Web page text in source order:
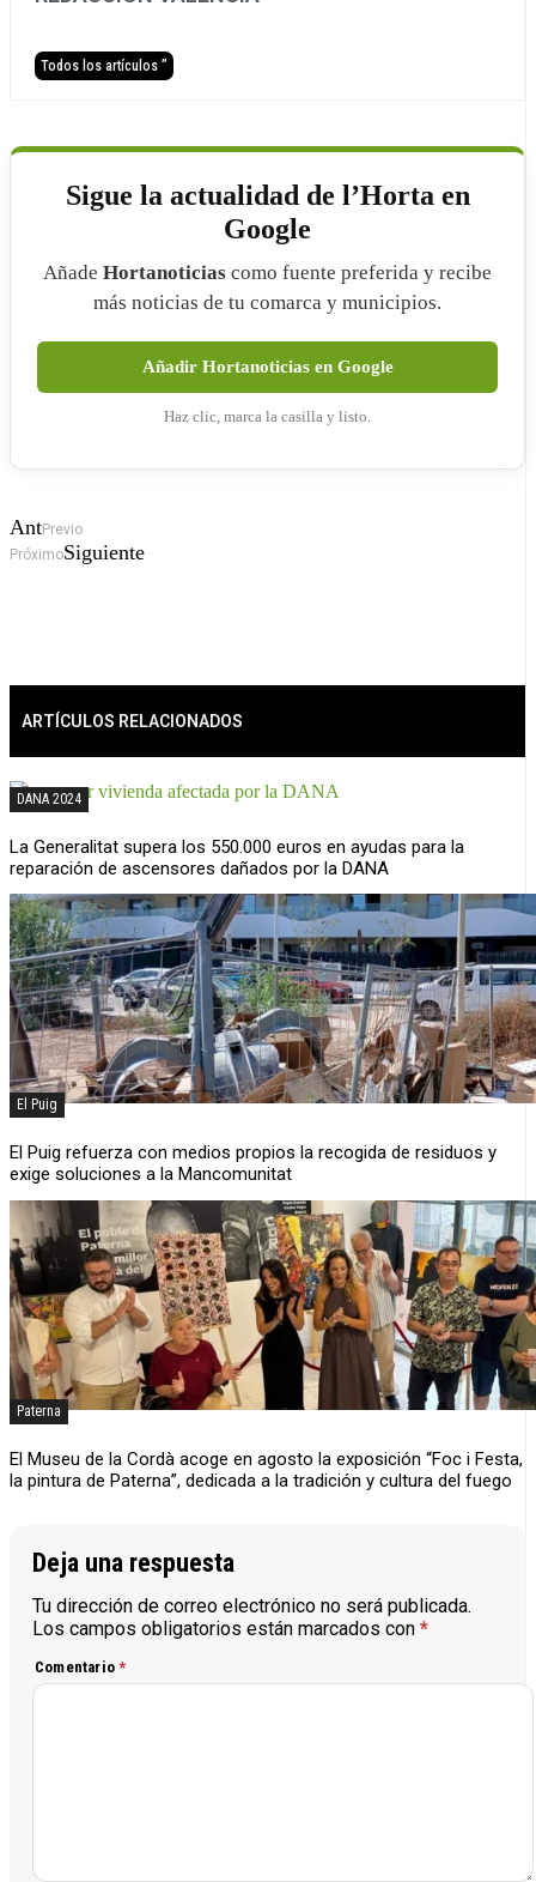
Todos los artículos ”
Sigue la actualidad de l’Horta en
Google
Añade Hortanoticias como fuente preferida y recibe
más noticias de tu comarca y municipios.
Añadir Hortanoticias en Google
Haz clic, marca la casilla y listo.
AntPrevio
PróximoSiguiente
ARTÍCULOS RELACIONADOS
DANA 2024
La Generalitat supera los 550.000 euros en ayudas para la
reparación de ascensores dañados por la DANA
El Puig
El Puig refuerza con medios propios la recogida de residuos y
exige soluciones a la Mancomunitat
Paterna
El Museu de la Cordà acoge en agosto la exposición “Foc i Festa,
la pintura de Paterna”, dedicada a la tradición y cultura del fuego
Deja una respuesta
Tu dirección de correo electrónico no será publicada.
Los campos obligatorios están marcados con *
Comentario*